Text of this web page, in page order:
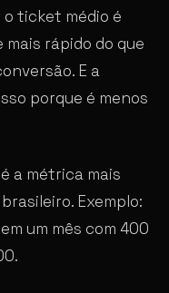
o ticket médio é
rápido do que
E a
porque é menos
a métrica mais
Exemplo:
um mês com 400